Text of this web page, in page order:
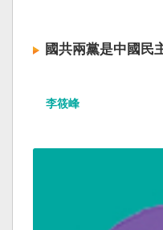
國共兩黨是中國民
李筱峰